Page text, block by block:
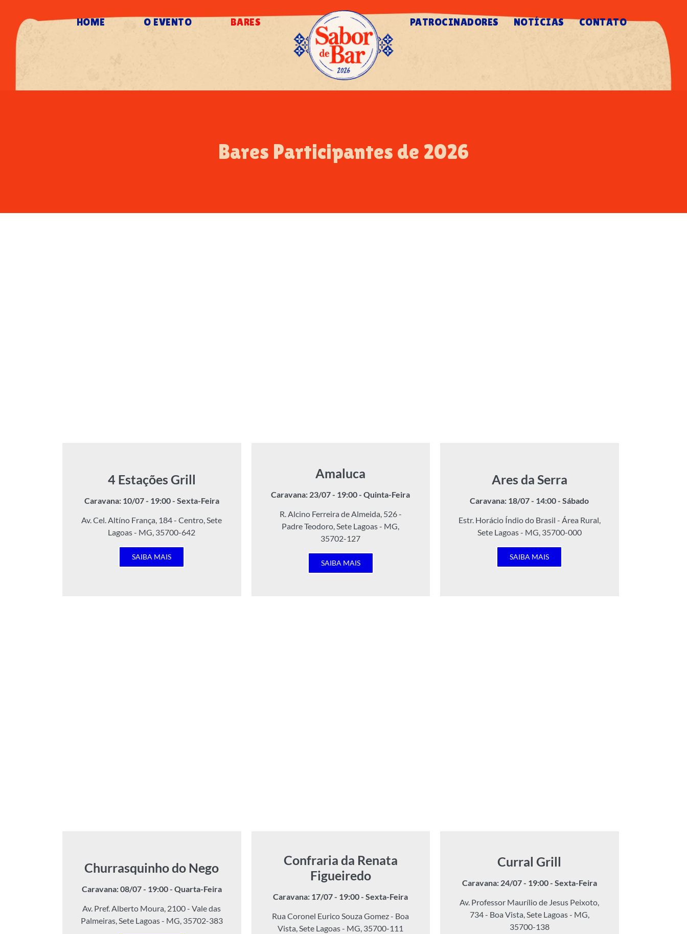
HOME O EVENTO BARES PATROCINADORES NOTÍCIAS CONTATO
Bares Participantes de 2026
4 Estações Grill
Caravana: 10/07 - 19:00 - Sexta-Feira
Av. Cel. Altíno França, 184 - Centro, Sete
Lagoas - MG, 35700-642
SAIBA MAIS
Amaluca
Caravana: 23/07 - 19:00 - Quinta-Feira
R. Alcino Ferreira de Almeida, 526 -
Padre Teodoro, Sete Lagoas - MG,
35702-127
SAIBA MAIS
Ares da Serra
Caravana: 18/07 - 14:00 - Sábado
Estr. Horácio Índio do Brasil - Área Rural,
Sete Lagoas - MG, 35700-000
SAIBA MAIS
Churrasquinho do Nego
Caravana: 08/07 - 19:00 - Quarta-Feira
Av. Pref. Alberto Moura, 2100 - Vale das
Palmeiras, Sete Lagoas - MG, 35702-383
Confraria da Renata
Figueiredo
Caravana: 17/07 - 19:00 - Sexta-Feira
Rua Coronel Eurico Souza Gomez - Boa
Vista, Sete Lagoas - MG, 35700-111
Curral Grill
Caravana: 24/07 - 19:00 - Sexta-Feira
Av. Professor Maurílio de Jesus Peixoto,
734 - Boa Vista, Sete Lagoas - MG,
35700-138